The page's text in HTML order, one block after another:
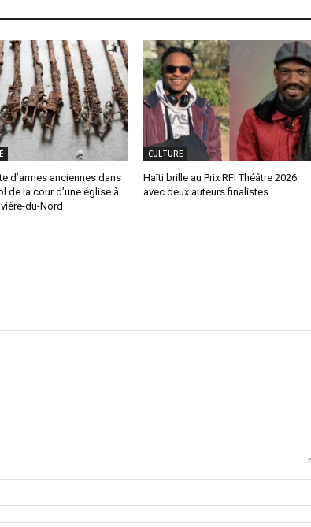
d’armes anciennes dans
de la cour d’une église à
du-Nord
CULTURE
Haïti brille au Prix RFI Théâtre 2026
avec deux auteurs finalistes